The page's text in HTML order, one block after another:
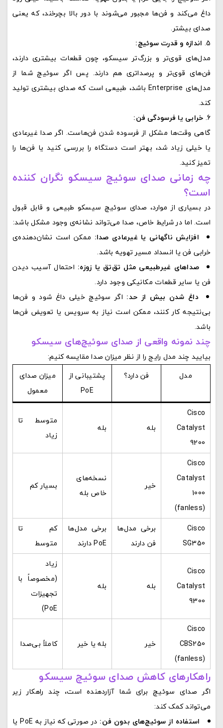
داغ می‌کند و فن‌ها مجبور می‌شوند با دور بالا بچرخند، که یعنی
صدای بیشتر.
اندازه و قدرت سوئیچ:
مدل‌های قوی‌تر و بزرگ‌تر سیسکو، چون قطعات بیشتری دارند،
فن‌های قوی‌تر و پرصداتری هم دارند. پس اگر سوئیچ شما از
مدل‌های Enterprise باشد، طبیعی است که صدای بیشتری تولید
کند.
خرابی یا فرسودگی فن:
گاهی وقت‌ها مشکل از فرسوده شدن فن‌هاست. اگر صدا غیرعادی
یا خیلی زیاد شد، بهتر است دستگاه را بررسی کنید یا فن‌ها را
تمیز کنید.
چه زمانی صدای سوئیچ سیسکو نگران‌ کننده
است؟
در بسیاری از موارد، صدای سوئیچ سیسکو طبیعی و قابل قبول
است. اما در شرایط خاص، صدا می‌تواند نشانه‌ی وجود مشکل باشد:
افزایش ناگهانی یا غیرعادی صدا: ممکن است نشان‌دهنده‌ی
خرابی فن یا انسداد مسیر تهویه باشد.
صداهای غیرطبیعی مثل تق‌تق یا زوزه: احتمال آسیب دیدن
فن یا سایر قطعات مکانیکی وجود دارد.
داغ شدن بیش از حد: اگر سوئیچ خیلی داغ شود و فن‌ها
بی‌نتیجه کار کنند، ممکن است نیاز به سرویس یا تعویض فن‌ها
باشد.
چند نمونه واقعی از صدای سوئیچ‌های سیسکو
بیایید چند مدل رایج را از نظر میزان صدا مقایسه کنیم:
مدل
فن دارد؟
پشتیبانی از
PoE
میزان صدای
معمول
Cisco
Catalyst
9200
بله بله
متوسط تا
زیاد
Cisco
Catalyst
1000
(fanless)
خیر
نسخه‌های
خاص بله
بسیار کم
Cisco
SG350
برخی مدل‌ها
فن دارند
برخی مدل‌ها
PoE دارند
کم تا
متوسط
Cisco
Catalyst
9300
بله بله
زیاد
(مخصوصاً با
تجهیزات
PoE)
Cisco
CBS250
(fanless)
خیر بله یا خیر کاملاً بی‌صدا
راهکارهای کاهش صدای سوئیچ سیسکو
اگر صدای سوئیچ برای شما آزاردهنده است، چند راهکار زیر
می‌تواند کمک کند:
استفاده از سوئیچ‌های بدون فن:
در صورتی که نیاز به PoE یا